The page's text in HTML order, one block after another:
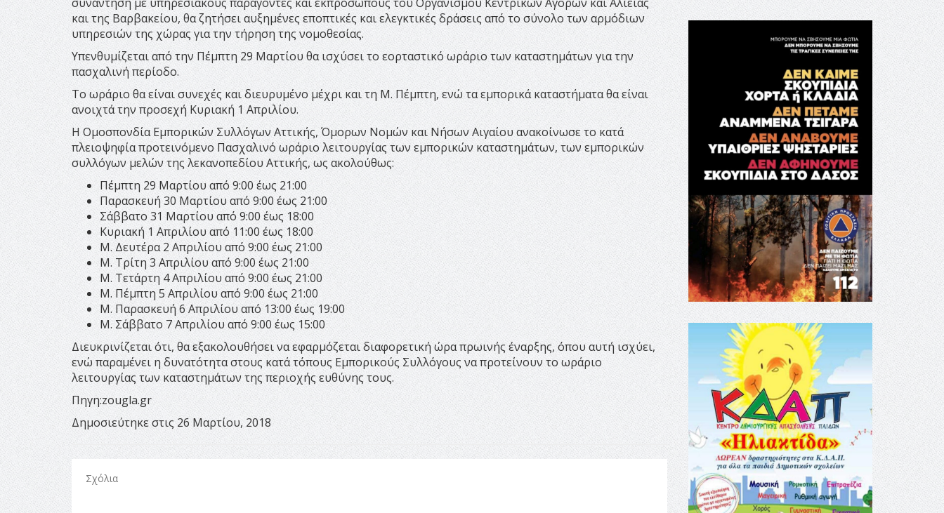
και της Βαρβακείου, θα ζητήσει αυξημένες εποπτικές και ελεγκτικές δράσεις από το σύνολο των αρμόδιων
υπηρεσιών της χώρας για την τήρηση της νομοθεσίας.
Υπενθυμίζεται από την Πέμπτη 29 Μαρτίου θα ισχύσει το εορταστικό ωράριο των καταστημάτων για την
πασχαλινή περίοδο.
Το ωράριο θα είναι συνεχές και διευρυμένο μέχρι και τη Μ. Πέμπτη, ενώ τα εμπορικά καταστήματα θα είναι
ανοιχτά την προσεχή Κυριακή 1 Απριλίου.
Η Ομοσπονδία Εμπορικών Συλλόγων Αττικής, Όμορων Νομών και Νήσων Αιγαίου ανακοίνωσε το κατά
πλειοψηφία προτεινόμενο Πασχαλινό ωράριο λειτουργίας των εμπορικών καταστημάτων, των εμπορικών
συλλόγων μελών της λεκανοπεδίου Αττικής, ως ακολούθως:
Πέμπτη 29 Μαρτίου από 9:00 έως 21:00
Παρασκευή 30 Μαρτίου από 9:00 έως 21:00
Σάββατο 31 Μαρτίου από 9:00 έως 18:00
Κυριακή 1 Απριλίου από 11:00 έως 18:00
Μ. Δευτέρα 2 Απριλίου από 9:00 έως 21:00
Μ. Τρίτη 3 Απριλίου από 9:00 έως 21:00
Μ. Τετάρτη 4 Απριλίου από 9:00 έως 21:00
Μ. Πέμπτη 5 Απριλίου από 9:00 έως 21:00
Μ. Παρασκευή 6 Απριλίου από 13:00 έως 19:00
Μ. Σάββατο 7 Απριλίου από 9:00 έως 15:00
Διευκρινίζεται ότι, θα εξακολουθήσει να εφαρμόζεται διαφορετική ώρα πρωινής έναρξης, όπου αυτή ισχύει,
ενώ παραμένει η δυνατότητα στους κατά τόπους Εμπορικούς Συλλόγους να προτείνουν το ωράριο
λειτουργίας των καταστημάτων της περιοχής ευθύνης τους.
Πηγη:zougla.gr
Δημοσιεύτηκε στις 26 Μαρτίου, 2018
Σχόλια